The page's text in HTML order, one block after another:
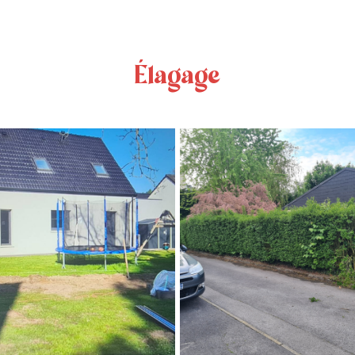
En savoir plus
plus
CLÔTURE RTE
Conscient de vouloir offrir des portails et...
CLÔTURE RTE
En
Élagage